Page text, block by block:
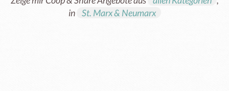
in St. Marx & Neumarx